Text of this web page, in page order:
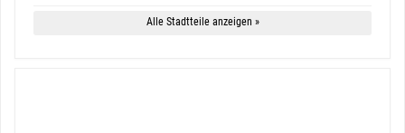
Alle Stadtteile anzeigen »